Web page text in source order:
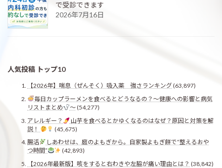
で受診できます
2026年7月16日
人気投稿 トップ10
【2026年】喘息（ぜんそく）吸入薬 強さランキング(63,897)
毎日カップラーメンを食べるとどうなるの？〜健康への影響と病気
リストまとめ
〜(54,277)
アレルギー？
山芋を食べるとかゆくなるのはなぜ？原因と対策を解
説！
(45,675)
腸活
しあわせは、庭のよもぎから。自家製よもぎ餅で“整えるおや
つ時間”
(42,893)
【2026年最新版】咳をすると右わきや左脇が痛い理由とは？ (38,842)